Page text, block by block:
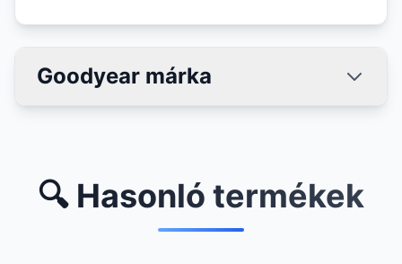
Goodyear márka
🔍 Hasonló termékek